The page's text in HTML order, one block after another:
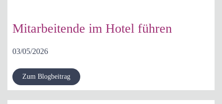
Mitarbeitende im Hotel führen
03/05/2026
Zum Blogbeitrag